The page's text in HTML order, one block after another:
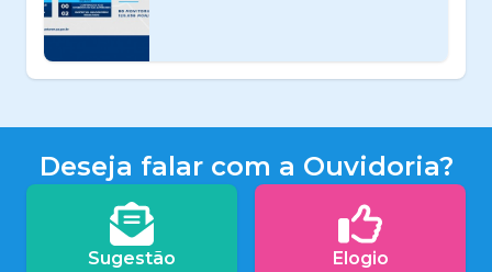
Deseja falar com a Ouvidoria?
Sugestão Elogio